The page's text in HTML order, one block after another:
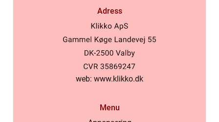
Adress
web: www.klikko.dk
Menu